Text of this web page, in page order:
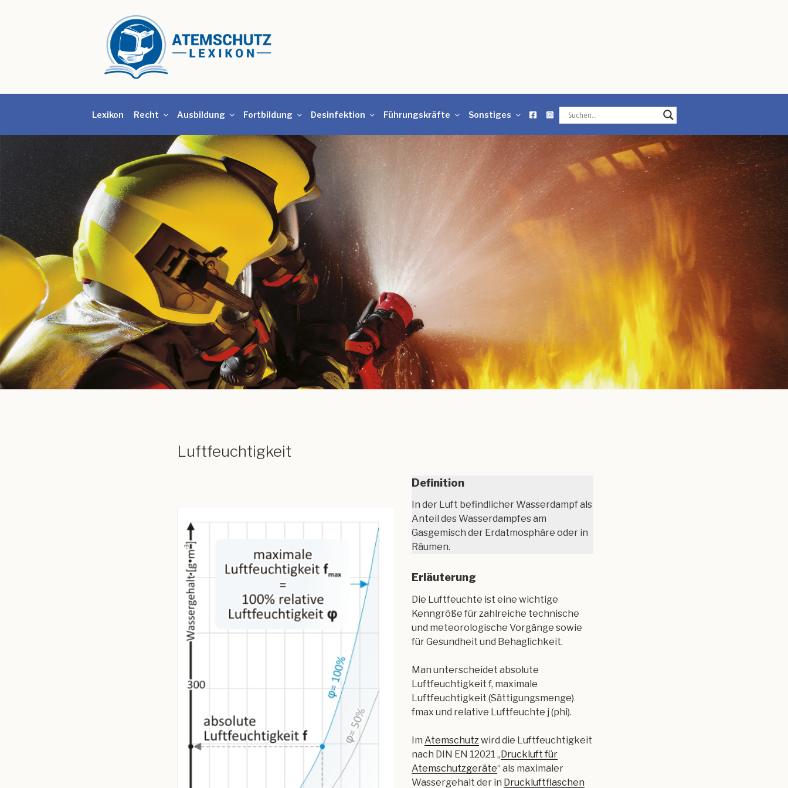
Lexikon Recht Ausbildung Fortbildung Desinfektion Führungskräfte Sonstiges
Luftfeuchtigkeit
Definition
In der Luft befindlicher Wasserdampf als
Anteil des Wasserdampfes am
Gasgemisch der Erdatmosphäre oder in
Räumen.
Erläuterung
Die Luftfeuchte ist eine wichtige
Kenngröße für zahlreiche technische
und meteorologische Vorgänge sowie
für Gesundheit und Behaglichkeit.
Man unterscheidet absolute
Luftfeuchtigkeit f, maximale
Luftfeuchtigkeit (Sättigungsmenge)
fmax und relative Luftfeuchte j (phi).
Im Atemschutzwird die Luftfeuchtigkeit
nach DIN EN 12021 „Druckluft für
Atemschutzgeräte“ als maximaler
Wassergehalt der in Druckluftflaschen